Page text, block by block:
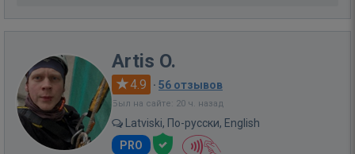
Artis O.
4.9 · 56 отзывов
Был на сайте: 20 ч. назад
Latviski, По-русски, English
PRO